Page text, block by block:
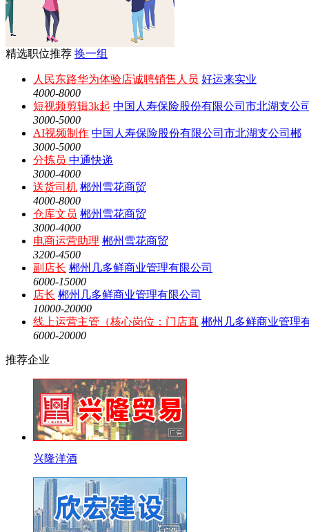
精选职位推荐 换一组
人民东路华为体验店诚聘销售人员 好运来实业
4000-8000
短视频剪辑3k起 中国人寿保险股份有限公司市北湖支公
3000-5000
AI视频制作 中国人寿保险股份有限公司市北湖支公司郴
3000-5000
分拣员 中通快递
3000-4000
送货司机 郴州雪花商贸
4000-8000
仓库文员 郴州雪花商贸
3000-4000
电商运营助理 郴州雪花商贸
3200-4500
副店长 郴州几多鲜商业管理有限公司
6000-15000
店长 郴州几多鲜商业管理有限公司
10000-20000
线上运营主管（核心岗位：门店直 郴州几多鲜商业管理
6000-20000
推荐企业
兴隆洋酒